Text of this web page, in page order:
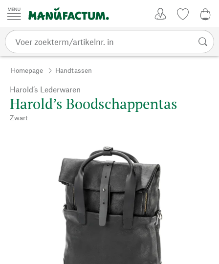
Passer au contenu
Homepage Handtassen
Harold’s Lederwaren
Harold’s Boodschappentas
Zwart